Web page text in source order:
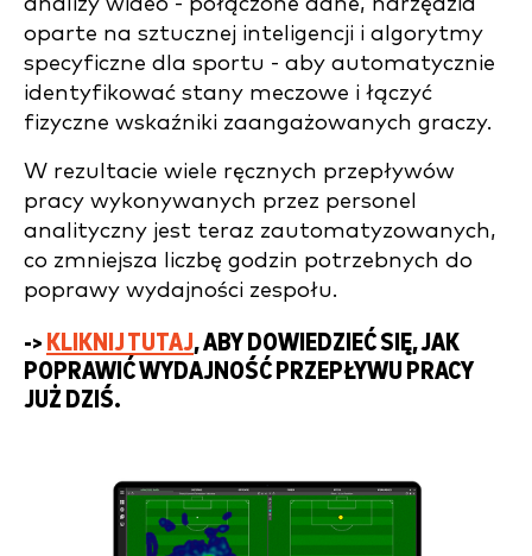
analizy wideo - połączone dane, narzędzia
oparte na sztucznej inteligencji i algorytmy
specyficzne dla sportu - aby automatycznie
identyfikować stany meczowe i łączyć
fizyczne wskaźniki zaangażowanych graczy.
W rezultacie wiele ręcznych przepływów
pracy wykonywanych przez personel
analityczny jest teraz zautomatyzowanych,
co zmniejsza liczbę godzin potrzebnych do
poprawy wydajności zespołu.
-> KLIKNIJ TUTAJ, ABY DOWIEDZIEĆ SIĘ, JAK
POPRAWIĆ WYDAJNOŚĆ PRZEPŁYWU PRACY
JUŻ DZIŚ.